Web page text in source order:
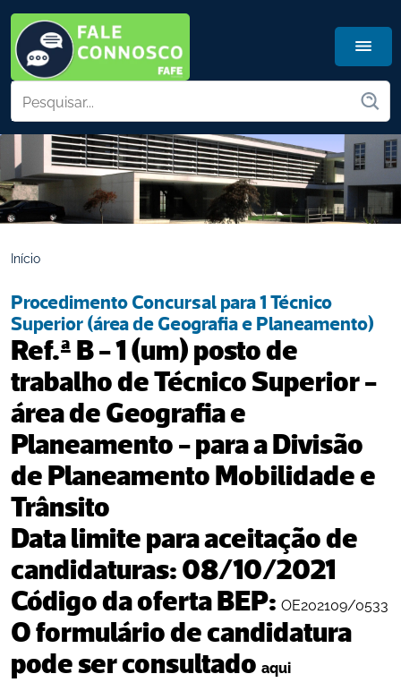
Início
Procedimento Concursal para 1 Técnico
Superior (área de Geografia e Planeamento)
Ref.ª B - 1 (um) posto de
trabalho de Técnico Superior -
área de Geografia e
Planeamento - para a Divisão
de Planeamento Mobilidade e
Trânsito
Data limite para aceitação de
candidaturas: 08/10/2021
Código da oferta BEP: OE202109/0533
O formulário de candidatura
pode ser consultado aqui